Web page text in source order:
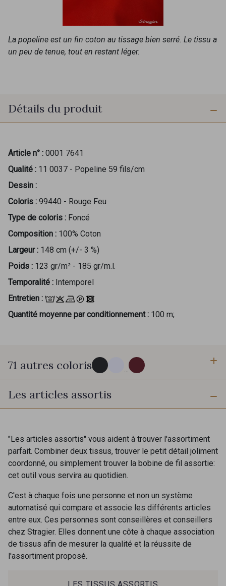
La popeline est un fin coton au tissage bien serré. Le tissu a
un peu de tenue, tout en restant léger.
Détails du produit
Article n° : 0001 7641
Qualité : 11 0037 - Popeline 59 fils/cm
Dessin :
Coloris : 99440 - Rouge Feu
Type de coloris : Foncé
Composition : 100% Coton
Largeur : 148 cm (+/- 3 %)
Poids : 123 gr/m² - 185 gr/m.l.
Temporalité : Intemporel
Entretien :
Quantité moyenne par conditionnement : 100 m;
71 autres coloris
114 - Noir
88007 - Beige Cappuccino 88062 - Moutarde
88090 - Camel 99150 - Ecorce
9251F - Café 99210 - Khaki
Les articles assortis
"Les articles assortis" vous aident à trouver l'assortiment
parfait. Combiner deux tissus, trouver le petit détail joliment
coordonné, ou simplement trouver la bobine de fil assortie:
cet outil vous servira au quotidien.
C'est à chaque fois une personne et non un système
automatisé qui compare et associe les différents articles
entre eux. Ces personnes sont conseillères et conseillers
chez Stragier. Elles donnent une côte à chaque association
de tissus afin de mesurer la qualité et la réussite de
l'assortiment proposé.